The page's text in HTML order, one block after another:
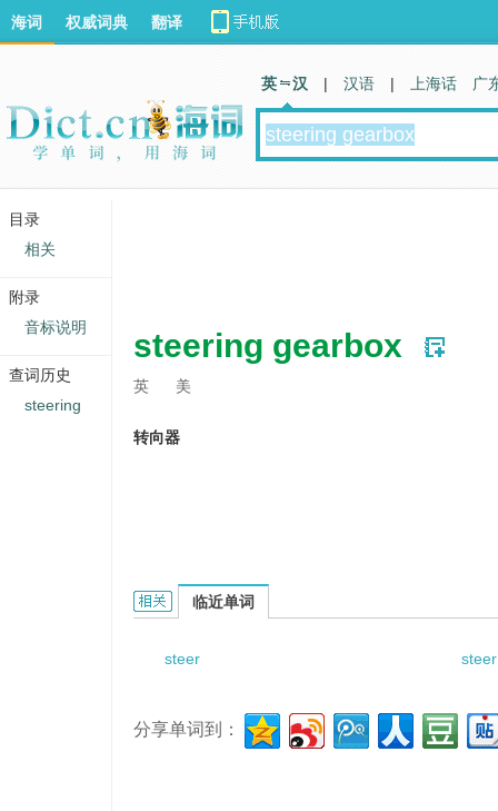
steering gearbox
英 美
转向器
steering gearbox的相关资料：
临近单词
steer
分享单词到：
海词 权威词典 翻译
英 汉 | 汉语 | 上海话 广
目录
相关
附录
音标说明
查词历史
steering